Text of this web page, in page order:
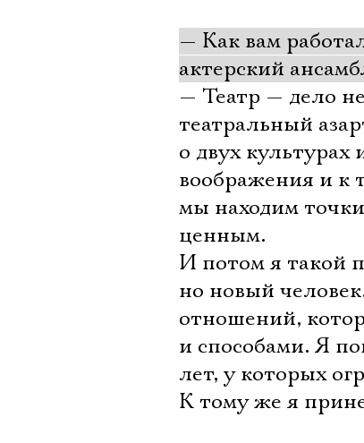
— Как вам
актерский
— Театр — дело
театральный
о двух культурах
воображения и к
мы находим
ценным.
И потом я такой
но новый
отношений,
и способами. Я
лет, у которых
К тому же я